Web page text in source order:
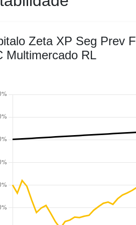
Zeta XP Seg Prev
Multimercado RL